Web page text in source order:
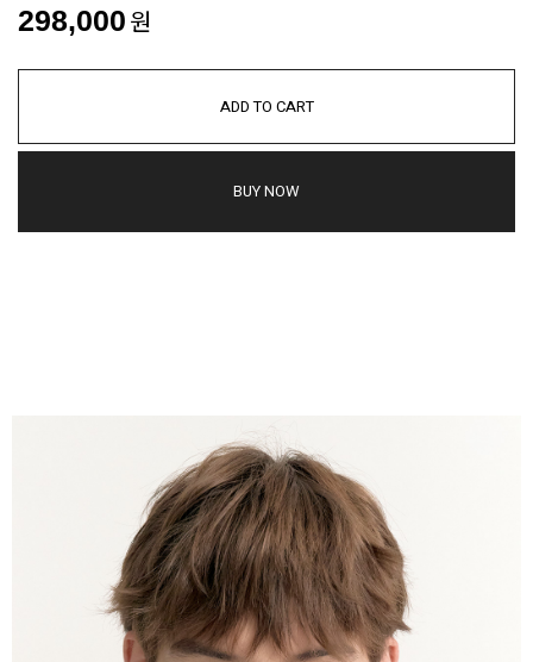
298,000원
ADD TO CART
BUY NOW